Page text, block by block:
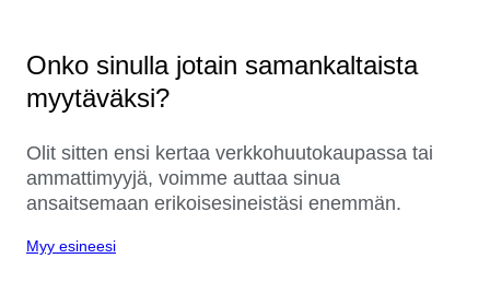
Onko sinulla jotain samankaltaista
myytäväksi?
Olit sitten ensi kertaa verkkohuutokaupassa tai
ammattimyyjä, voimme auttaa sinua
ansaitsemaan erikoisesineistäsi enemmän.
Myy esineesi